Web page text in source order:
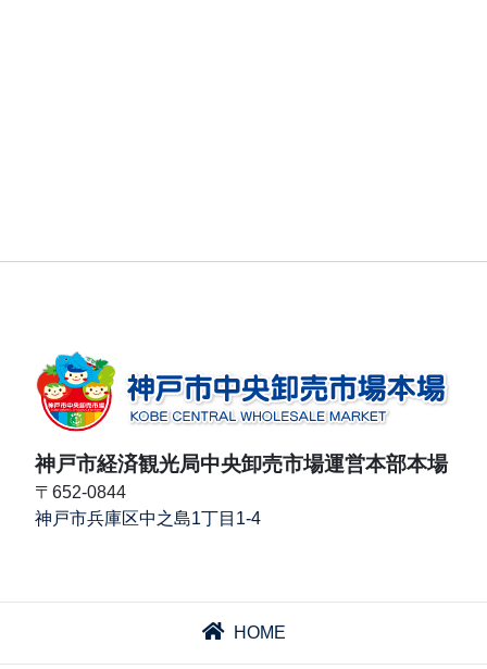
神戸市経済観光局中央卸売市場運営本部本場
〒652-0844
神戸市兵庫区中之島1丁目1-4
HOME